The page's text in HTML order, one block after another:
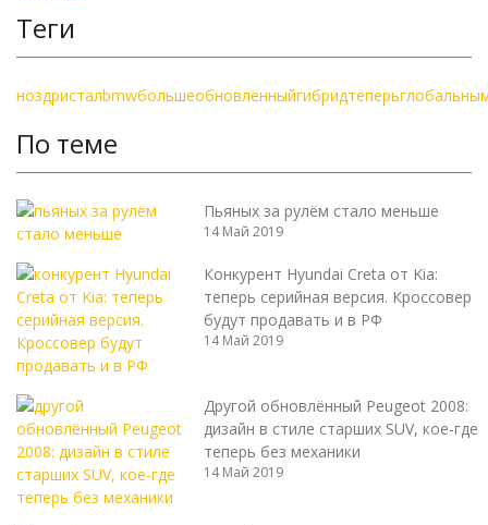
Теги
ноздристалbmwбольшеобновлённыйгибридтеперь
По теме
Пьяных за рулём стало меньше
14 Май 2019
Конкурент Hyundai Creta от Kia:
теперь серийная версия. Кроссовер
будут продавать и в РФ
14 Май 2019
Другой обновлённый Peugeot 2008:
дизайн в стиле старших SUV, кое-где
теперь без механики
14 Май 2019